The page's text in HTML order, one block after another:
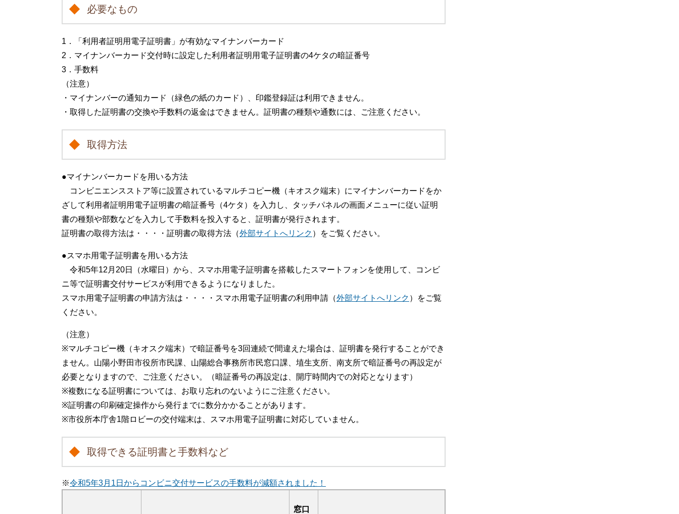
必要なもの
1．「利用者証明用電子証明書」が有効なマイナンバーカード
2．マイナンバーカード交付時に設定した利用者証明用電子証明書の4ケタの暗証番号
3．手数料
（注意）
・マイナンバーの通知カード（緑色の紙のカード）、印鑑登録証は利用できません。
・取得した証明書の交換や手数料の返金はできません。証明書の種類や通数には、ご注意ください。
取得方法
●マイナンバーカードを用いる方法
コンビニエンスストア等に設置されているマルチコピー機（キオスク端末）にマイナンバーカードをか
ざして利用者証明用電子証明書の暗証番号（4ケタ）を入力し、タッチパネルの画面メニューに従い証明
書の種類や部数などを入力して手数料を投入すると、証明書が発行されます。
証明書の取得方法は・・・・証明書の取得方法（外部サイトへリンク ）をご覧ください。
●スマホ用電子証明書を用いる方法
令和5年12月20日（水曜日）から、スマホ用電子証明書を搭載したスマートフォンを使用して、コンビ
ニ等で証明書交付サービスが利用できるようになりました。
スマホ用電子証明書の申請方法は・・・・スマホ用電子証明書の利用申請（外部サイトへリンク ）をご覧
ください。
（注意）
※マルチコピー機（キオスク端末）で暗証番号を3回連続で間違えた場合は、証明書を発行することができ
ません。山陽小野田市役所市民課、山陽総合事務所市民窓口課、埴生支所、南支所で暗証番号の再設定が
必要となりますので、ご注意ください。（暗証番号の再設定は、開庁時間内での対応となります）
※複数になる証明書については、お取り忘れのないようにご注意ください。
※証明書の印刷確定操作から発行までに数分かかることがあります。
※市役所本庁舎1階ロビーの交付端末は、スマホ用電子証明書に対応していません。
取得できる証明書と手数料など
※令和5年3月1日からコンビニ交付サービスの手数料が減額されました！
窓口